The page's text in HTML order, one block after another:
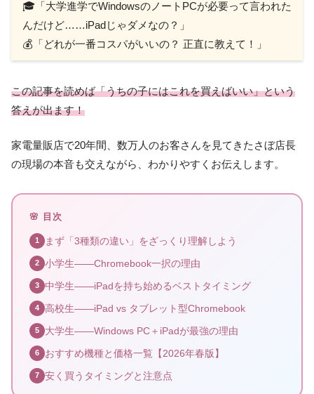
🎓「大学進学でWindowsのノートPCが必要って言われた
んだけど……iPadじゃダメなの？」
💰「どれが一番コスパがいいの？ 正直に教えて！」
この記事を読めば「うちの子にはこれを買えばいい」という
答えが出ます！
家電量販店で20年間、数万人のお客さんを見てきたさぼ店長
の現場の本音も交えながら、わかりやすくお伝えします。
🌸 目次
1 まず「3種類の違い」をざっくり理解しよう
2 小学生——Chromebook一択の理由
3 中学生——iPadを持ち始めるベストタイミング
4 高校生——iPad vs タブレット型Chromebook
5 大学生——Windows PC＋iPadが最強の理由
6 おすすめ機種と価格一覧【2026年春版】
7 安く買うタイミングと注意点